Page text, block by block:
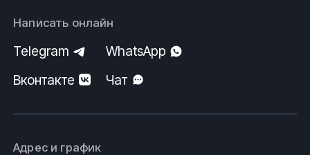
Написать онлайн
Telegram
WhatsApp
Вконтакте
Чат
Адрес и график